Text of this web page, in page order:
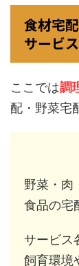
食材宅
サービ
ここでは調
配・野菜宅
野菜・肉
食品の宅
サービス
飼育環境